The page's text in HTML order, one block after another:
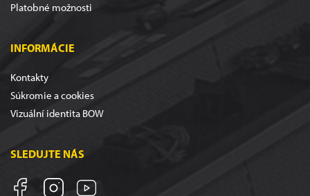
Platobné možnosti
INFORMÁCIE
Kontakty
Súkromie a cookies
Vizuální identita BOW
SLEDUJTE NÁS